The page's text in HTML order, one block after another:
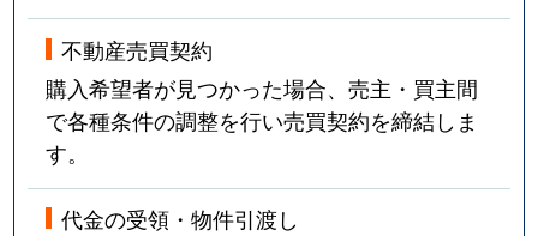
不動産売買契約
購入希望者が見つかった場合、売主・買主間
で各種条件の調整を行い売買契約を締結しま
す。
代金の受領・物件引渡し